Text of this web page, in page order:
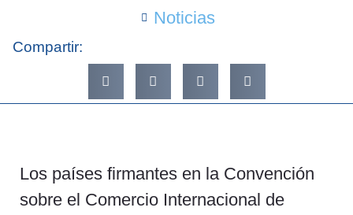
Noticias
Compartir:
Los países firmantes en la Convención
sobre el Comercio Internacional de